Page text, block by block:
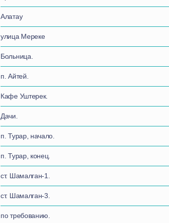
Алатау
улица Мереке
Больница.
п. Айтей.
Кафе Уштерек.
Дачи.
п. Турар, начало.
п. Турар, конец.
ст. Шамалган-1.
ст. Шамалган-3.
по требованию.